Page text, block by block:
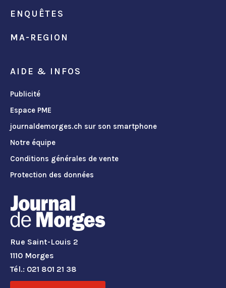
ENQUÊTES
MA-REGION
AIDE & INFOS
Publicité
Espace PME
journaldemorges.ch sur son smartphone
Notre équipe
Conditions générales de vente
Protection des données
Rue Saint-Louis 2
1110 Morges
Tél.: 021 801 21 38